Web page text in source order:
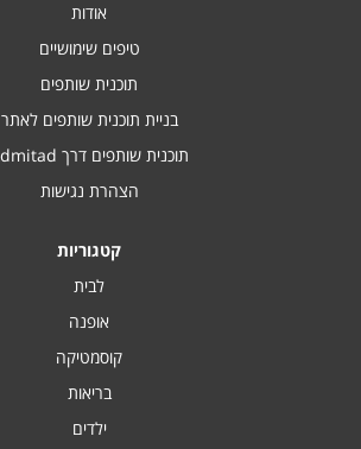
אודות
טיפים שימושיים
תוכנית שותפים
בניית תוכנית שותפים לאתר
תוכנית שותפים דרך Admitad
הצהרת נגישות
קטגוריות
לבית
אופנה
קוסמטיקה
בריאות
ילדים